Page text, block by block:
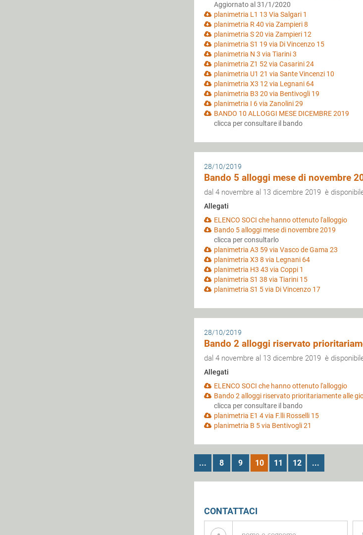
Aggiornato al 31/1/2020
planimetria L1 13 Via Salgari 1
planimetria R 40 via Zampieri 8
planimetria S 20 via Zampieri 12
planimetria S1 19 via Di Vincenzo 15
planimetria N 3 via Tiarini 3
planimetria Z1 52 via Casarini 24
planimetria U1 21 via Sante Vincenzi 10
planimetria X3 12 via Legnani 64
planimetria B3 20 via Bentivogli 19
planimetria I 6 via Zanolini 29
BANDO 10 ALLOGGI MESE DICEMBRE 2019
clicca per consultare il bando
28/10/2019
Bando 5 alloggi mese di novembre
dal 4 novembre al 13 dicembre 2019 è
Allegati
ELENCO SOCI che hanno ottenuto l'alloggio
Bando 5 alloggi mese di novembre 2019
clicca per consultarlo
planimetria A3 59 via Vasco de Gama 23
planimetria X3 8 via Legnani 64
planimetria H3 43 via Coppi 1
planimetria S1 38 via Tiarini 15
planimetria S1 5 via Di Vincenzo 17
28/10/2019
Bando 2 alloggi riservato
dal 4 novembre al 13 dicembre 2019 è
Allegati
ELENCO SOCI che hanno ottenuto l'alloggio
Bando 2 alloggi riservato prioritariamente alle
clicca per consultare il bando
planimetria E1 4 via F.lli Rosselli 15
planimetria B 5 via Bentivogli 21
... 8 9 10 11 12 ...
CONTATTACI